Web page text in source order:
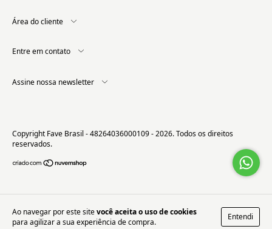
Ao navegar por este sitevocê aceita o uso de cookies
para agilizar a sua experiência de compra.
Entendi
Área do cliente
Entre em contato
Assine nossa newsletter
Copyright Fave Brasil - 48264036000109 - 2026. Todos os direitos
reservados.